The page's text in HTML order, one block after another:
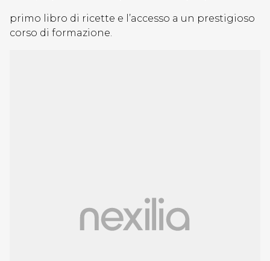
primo libro di ricette e l’accesso a un prestigioso
corso di formazione.